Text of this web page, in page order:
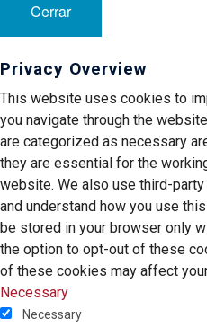
Cerrar
Privacy Overview
This website uses cookies to
you navigate through the
are categorized as necessary
they are essential for the
website. We also use third-
and understand how you use
be stored in your browser only
the option to opt-out of these
of these cookies may affect
Necessary
Necessary